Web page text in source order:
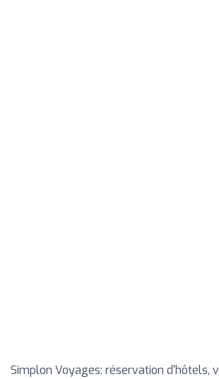
Simplon Voyages: réservation d'hôtels,